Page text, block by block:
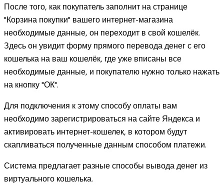
После того, как покупатель заполнит на странице
"Корзина покупки" вашего интернет-магазина
необходимые данные, он переходит в свой кошелёк.
Здесь он увидит форму прямого перевода денег с его
кошелька на ваш кошелёк, где уже вписаны все
необходимые данные, и покупателю нужно только нажать
на кнопку "ОК".
Для подключения к этому способу оплаты вам
необходимо зарегистрироваться на сайте Яндекса и
активировать интернет-кошелек, в котором будут
скапливаться полученные данным способом платежи.
Система предлагает разные способы вывода денег из
виртуального кошелька.